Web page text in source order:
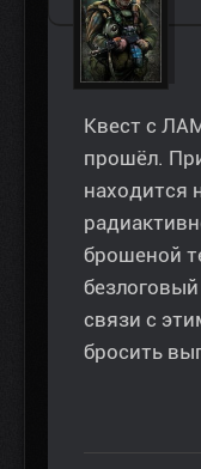
Квест с
прошёл.
находится
брошеной
связи с
бросить